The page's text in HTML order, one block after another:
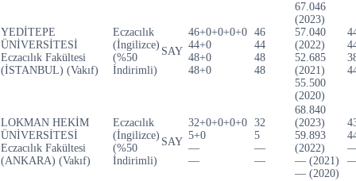
YEDİTEPE
ÜNİVERSİTESİ
Eczacılık Fakültesi
(İSTANBUL) (Vakıf)
Eczacılık
(İngilizce)
(%50
İndirimli)
SAY
46+0+0+0+0
44+0
48+0
48+0
46
44
48
48
67.046
(2023)
57.040
(2022)
52.685
(2021)
55.500
(2020)
LOKMAN HEKİM
ÜNİVERSİTESİ
Eczacılık Fakültesi
(ANKARA) (Vakıf)
Eczacılık
(İngilizce)
(%50
İndirimli)
SAY
32+0+0+0+0
5+0
—
—
32
5
—
—
68.840
(2023)
59.893
(2022)
— (2021)
— (2020)